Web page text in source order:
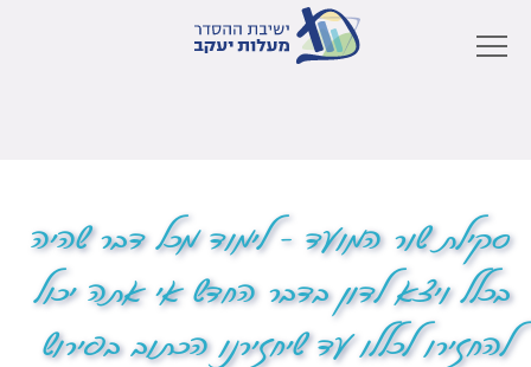
סקילת שור המועד – לימוד מכל דבר שהיה
בכלל ויצא לדון בדבר החדש אי אתה יכול
להחזירו לכללו עד שיחזירנו הכתוב בפירוש